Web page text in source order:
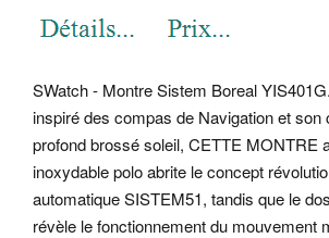
SWatch - Montre Sistem Boreal
inspiré des compas de Navigation et son
profond brossé soleil, CETTE MONTRE
inoxydable polo abrite le concept
automatique SISTEM51, tandis que le
révèle le fonctionnement du mouvement